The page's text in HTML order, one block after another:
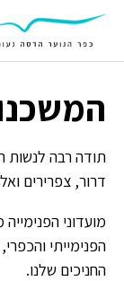
תודה רבה לנשות
דרור, צפרירים
מועדוני
הפנימייתי
החניכים שלנו.